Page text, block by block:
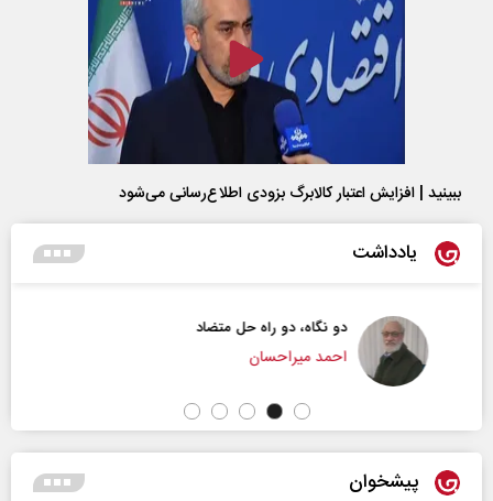
ببینید | افزایش اعتبار کالابرگ بزودی اطلاع‌رسانی می‌شود
یادداشت
دو نگاه، دو راه حل متضاد
احمد میراحسان
پیشخوان